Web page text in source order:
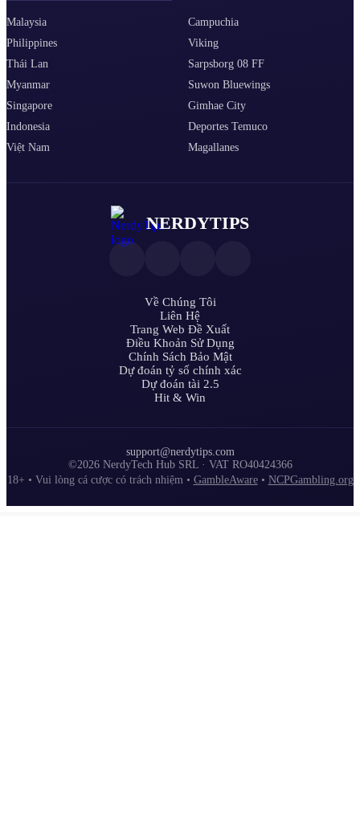
Malaysia
Philippines
Thái Lan
Myanmar
Singapore
Indonesia
Việt Nam
Campuchia
Viking
Sarpsborg 08 FF
Suwon Bluewings
Gimhae City
Deportes Temuco
Magallanes
NERDYTIPS
Về Chúng Tôi
Liên Hệ
Trang Web Đề Xuất
Điều Khoản Sử Dụng
Chính Sách Bảo Mật
Dự đoán tỷ số chính xác
Dự đoán tài 2.5
Hit & Win
18+ • Vui lòng cá cược có trách nhiệm • GambleAware• NCPGambling.org
support@nerdytips.com
©2026 NerdyTech Hub SRL · VAT RO40424366